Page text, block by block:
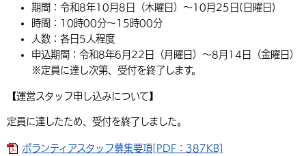
期間：令和8年10月8日（木曜日）～10月25日(日曜日)
時間：10時00分～15時00分
人数：各日5人程度
申込期間：令和8年6月22日（月曜日）～8月14日（金曜日）
※定員に達し次第、受付を終了します。
【運営スタッフ申し込みについて】
定員に達したため、受付を終了しました。
ボランティアスタッフ募集要項[PDF：387KB]